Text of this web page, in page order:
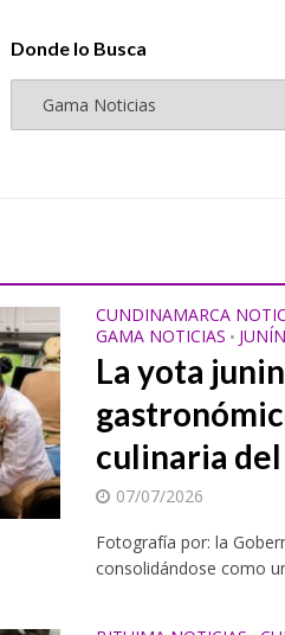
Donde lo Busca
CUNDINAMARCA
GAMA NOTICIAS •
La yota
culinaria
07/07/2026
Fotografía por: la
consolidándose como